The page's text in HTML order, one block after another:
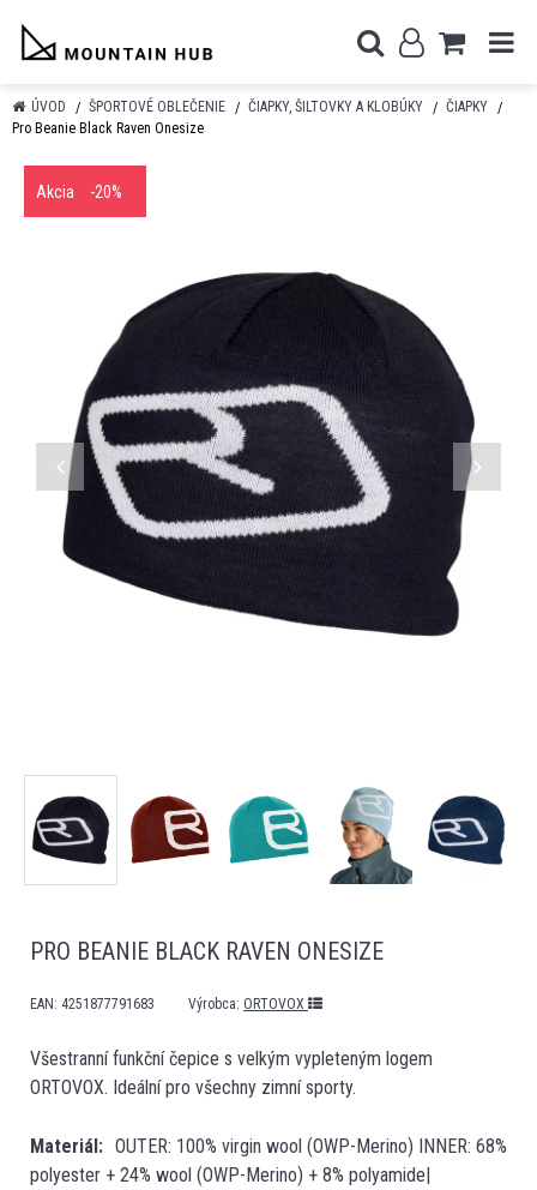
ÚVOD ŠPORTOVÉ OBLEČENIE ČIAPKY, ŠILTOVKY A KLOBÚKY
ČIAPKY
Pro Beanie Black Raven Onesize
Akcia -20%
PRO BEANIE BLACK RAVEN ONESIZE
EAN: 4251877791683 Výrobca: ORTOVOX
Všestranní funkční čepice s velkým vypleteným logem
ORTOVOX. Ideální pro všechny zimní sporty.
Materiál
OUTER: 100% virgin wool (OWP-Merino) INNER: 68%
polyester + 24% wool (OWP-Merino) + 8% polyamide|